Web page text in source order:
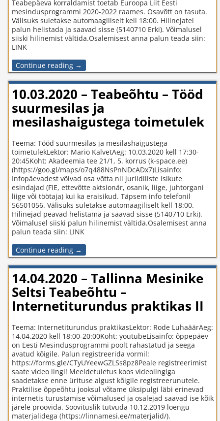
Teabepäeva korraldamist toetab Euroopa Liit Eesti
mesindusprogrammi 2020-2022 raames. Osavõtt on tasuta.
Välisuks suletakse automaagiliselt kell 18:00. Hilinejatel
palun helistada ja saavad sisse (5140710 Erki). Võimalusel
siiski hilinemist vältida.Osalemisest anna palun teada siin:
LINK
Continue reading →
10.03.2020 – Teabeõhtu – Tööd
suurmesilas ja
mesilashaigustega toimetulek
Teema: Tööd suurmesilas ja mesilashaigustega
toimetulekLektor: Mario KalvetAeg: 10.03.2020 kell 17:30-
20:45Koht: Akadeemia tee 21/1, 5. korrus (k-space.ee)
(https://goo.gl/maps/o7q488NsPnNDcADx7)Lisainfo:
Infopäevadest võivad osa võtta nii juriidiliste isikute
esindajad (FIE, ettevõtte aktsionär, osanik, liige, juhtorgani
liige või töötaja) kui ka eraisikud. Täpsem info telefonil
56501056. Välisuks suletakse automaagiliselt kell 18:00.
Hilinejad peavad helistama ja saavad sisse (5140710 Erki).
Võimalusel siiski palun hilinemist vältida.Osalemisest anna
palun teada siin: LINK
Continue reading →
14.04.2020 – Tallinna Mesinike
Seltsi Teabeõhtu –
Internetiturundus praktikas II
Teema: Internetiturundus praktikasLektor: Rode LuhaäärAeg:
14.04.2020 kell 18:00-20:00Koht: youtubeLisainfo: õppepäev
on Eesti Mesindusprogrammi poolt rahastatud ja seega
avatud kõigile. Palun registreerida vormil:
https://forms.gle/CTyUYeewGZLSs8pz8Peale registreerimist
saate video lingi! Meeldetuletus koos videolingiga
saadetakse enne ürituse algust kõigile registreerunutele.
Praktilise õppeõhtu jooksul võtame üksipulgi läbi erinevad
internetis turustamise võimalused ja osalejad saavad ise kõik
järele proovida. Soovituslik tutvuda 10.12.2019 loengu
materjalidega (https://linnamesi.ee/materjalid/).